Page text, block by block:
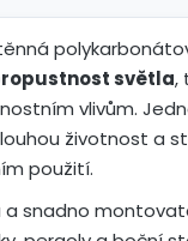
světla,
vlivům.
životnost a
použití.
a snadno